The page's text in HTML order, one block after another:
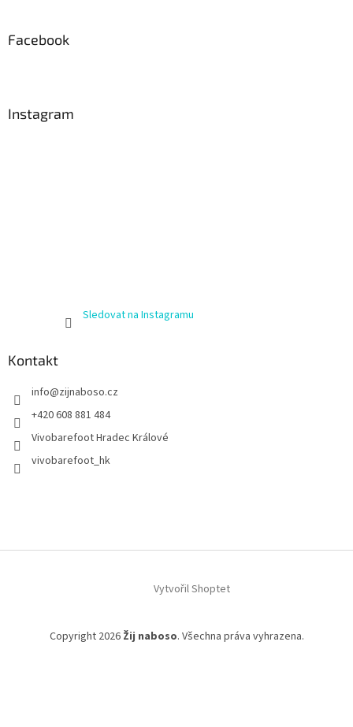
Facebook
Instagram
Sledovat na Instagramu
Kontakt
info@zijnaboso.cz
+420 608 881 484
Vivobarefoot Hradec Králové
vivobarefoot_hk
Vytvořil Shoptet
Copyright 2026 Žij naboso. Všechna práva vyhrazena.